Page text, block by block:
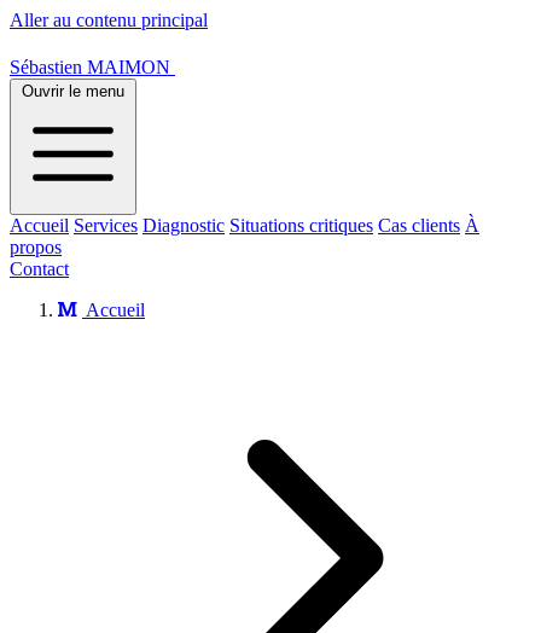
Aller au contenu principal
Sébastien MAIMON
Ouvrir le menu
Accueil Services Diagnostic Situations critiques Cas clients À
propos
Contact
Accueil